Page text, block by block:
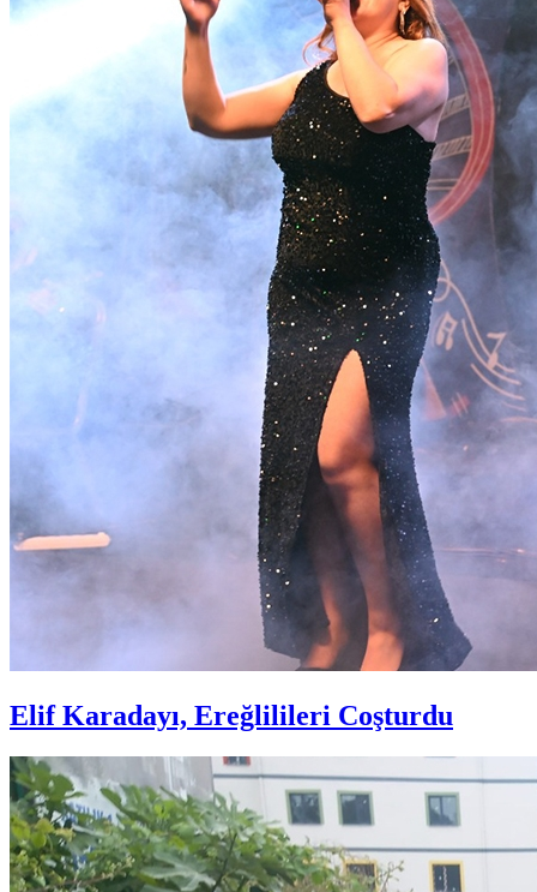
Elif Karadayı, Ereğlilileri Coşturdu